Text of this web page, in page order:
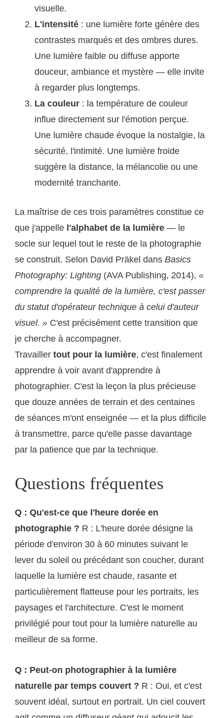
visuelle.
L'intensité : une lumière forte génère des
contrastes marqués et des ombres dures.
Une lumière faible ou diffuse apporte
douceur, ambiance et mystère — elle invite
à regarder plus longtemps.
La couleur : la température de couleur
influe directement sur l'émotion perçue.
Une lumière chaude évoque la nostalgie, la
sécurité, l'intimité. Une lumière froide
suggère la distance, la mélancolie ou une
modernité tranchante.
La maîtrise de ces trois paramètres constitue ce
que j'appelle l'alphabet de la lumière — le
socle sur lequel tout le reste de la photographie
se construit. Selon David Präkel dans Basics
Photography: Lighting (AVA Publishing, 2014), «
comprendre la qualité de la lumière, c'est passer
du statut d'opérateur technique à celui d'auteur
visuel. » C'est précisément cette transition que
je cherche à accompagner.
Travailler tout pour la lumière, c'est finalement
apprendre à voir avant d'apprendre à
photographier. C'est la leçon la plus précieuse
que douze années de terrain et des centaines
de séances m'ont enseignée — et la plus difficile
à transmettre, parce qu'elle passe davantage
par la patience que par la technique.
Questions fréquentes
Q : Qu'est-ce que l'heure dorée en
photographie ? R : L'heure dorée désigne la
période d'environ 30 à 60 minutes suivant le
lever du soleil ou précédant son coucher, durant
laquelle la lumière est chaude, rasante et
particulièrement flatteuse pour les portraits, les
paysages et l'architecture. C'est le moment
privilégié pour tout pour la lumière naturelle au
meilleur de sa forme.
Q : Peut-on photographier à la lumière
naturelle par temps couvert ? R : Oui, et c'est
souvent idéal, surtout en portrait. Un ciel couvert